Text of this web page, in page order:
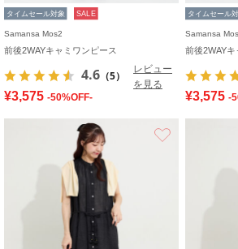
タイムセール対象 SALE
Samansa Mos2
前後2WAYキャミワンピース
4.6 （5）
レビュー
を見る
¥3,575 -50%OFF-
タイムセール
Samansa
前後2WAY
¥3,575 -